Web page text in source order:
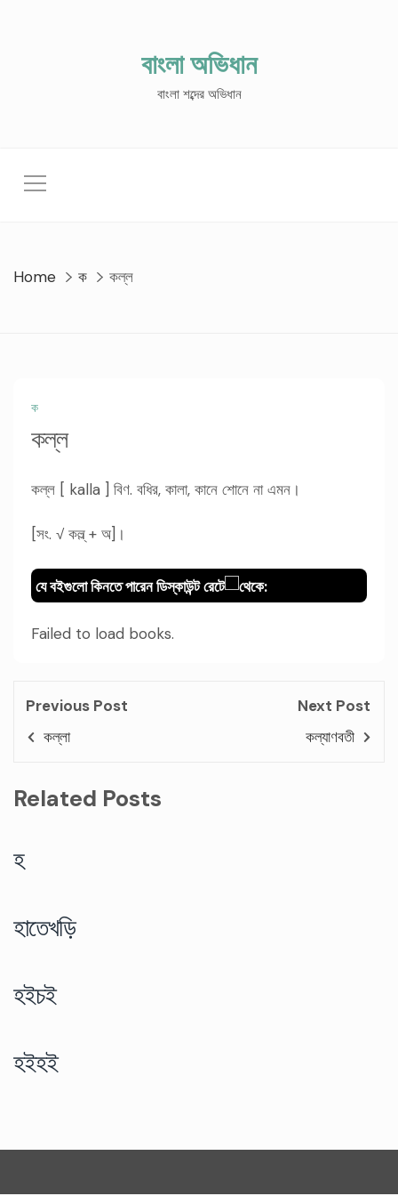
বাংলা অভিধান
বাংলা শব্দের অভিধান
Home ক কল্ল
ক
কল্ল
কল্ল [ kalla ] বিণ. বধির, কালা, কানে শোনে না এমন।
[সং. √ কল্ল্ + অ]।
যে বইগুলো কিনতে পারেন ডিস্কাউন্ট রেটে থেকে:
Failed to load books.
Previous Post
কল্লা
Next Post
কল্যাণবতী
Related Posts
হ
হাতেখড়ি
হইচই
হইহই